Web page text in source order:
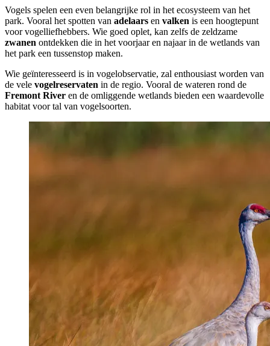
Vogels spelen een even belangrijke rol in het ecosysteem van het
park. Vooral het spotten van adelaars en valken is een hoogtepunt
voor vogelliefhebbers. Wie goed oplet, kan zelfs de zeldzame
zwanen ontdekken die in het voorjaar en najaar in de wetlands van
het park een tussenstop maken.
Wie geïnteresseerd is in vogelobservatie, zal enthousiast worden van
de vele vogelreservaten in de regio. Vooral de wateren rond de
Fremont River en de omliggende wetlands bieden een waardevolle
habitat voor tal van vogelsoorten.